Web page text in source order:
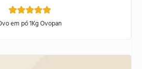
Avaliado
como
1em pó 1Kg Ovopan